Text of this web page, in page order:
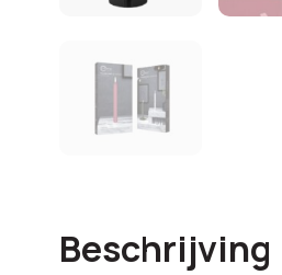
Beschrijving